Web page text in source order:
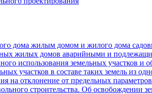
дома жилым домом и жилого дома
жилых домов аварийными и
использования земельных участков и
участков в составе таких земель из
на отклонение от предельных
строительства. Об освобождении